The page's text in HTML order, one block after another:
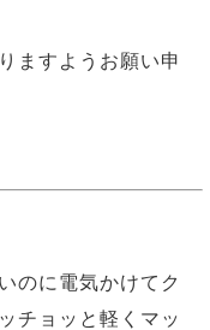
ますようお願い申
のに電気かけてク
チョッと軽くマッ